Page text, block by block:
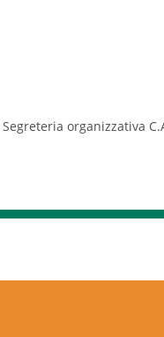
Segreteria organizzativa